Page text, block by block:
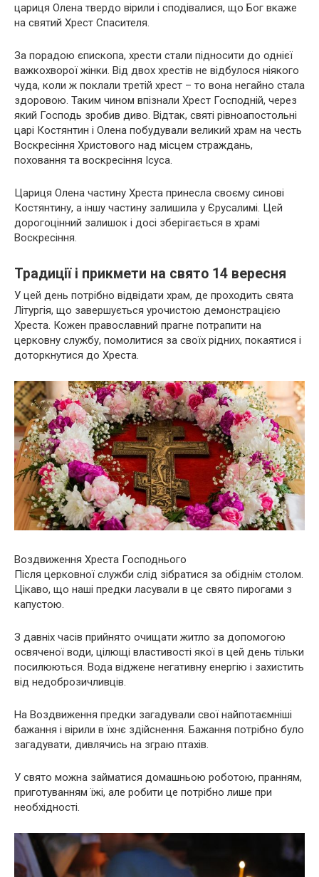
цариця Олена твердо вірили і сподівалися, що Бог вкаже
на святий Хрест Спасителя.
За порадою єпископа, хрести стали підносити до однієї
важкохворої жінки. Від двох хрестів не відбулося ніякого
чуда, коли ж поклали третій хрест – то вона негайно стала
здоровою. Таким чином впізнали Хрест Господній, через
який Господь зробив диво. Відтак, святі рівноапостольні
царі Костянтин і Олена побудували великий храм на честь
Воскресіння Христового над місцем страждань,
поховання та воскресіння Ісуса.
Цариця Олена частину Хреста принесла своєму синові
Костянтину, а іншу частину залишила у Єрусалимі. Цей
дорогоцінний залишок і досі зберігається в храмі
Воскресіння.
Традиції і прикмети на свято 14 вересня
У цей день потрібно відвідати храм, де проходить свята
Літургія, що завершується урочистою демонстрацією
Хреста. Кожен православний прагне потрапити на
церковну службу, помолитися за своїх рідних, покаятися і
доторкнутися до Хреста.
Воздвиження Хреста Господнього
Після церковної служби слід зібратися за обіднім столом.
Цікаво, що наші предки ласували в це свято пирогами з
капустою.
З давніх часів прийнято очищати житло за допомогою
освяченої води, цілющі властивості якої в цей день тільки
посилюються. Вода віджене негативну енергію і захистить
від недоброзичливців.
На Воздвиження предки загадували свої найпотаємніші
бажання і вірили в їхнє здійснення. Бажання потрібно було
загадувати, дивлячись на зграю птахів.
У свято можна займатися домашньою роботою, пранням,
приготуванням їжі, але робити це потрібно лише при
необхідності.